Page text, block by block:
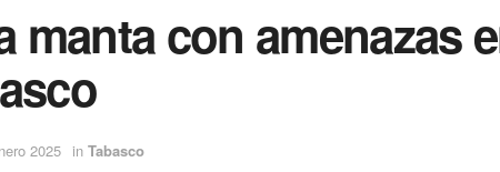
manta con amenazas
2025 in Tabasco